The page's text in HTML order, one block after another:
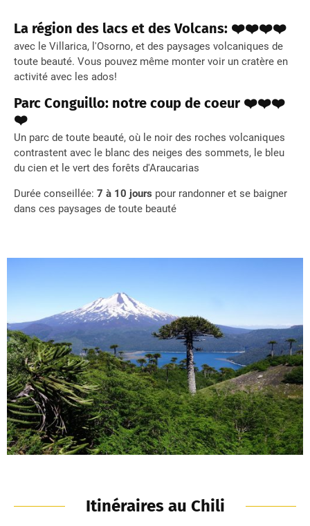
La région des lacs et des Volcans: ❤️❤️❤️❤️
avec le Villarica, l'Osorno, et des paysages volcaniques de
toute beauté. Vous pouvez même monter voir un cratère en
activité avec les ados!
Parc Conguillo: notre coup de coeur ❤️❤️❤️
❤️
Un parc de toute beauté, où le noir des roches volcaniques
contrastent avec le blanc des neiges des sommets, le bleu
du cien et le vert des forêts d'Araucarias
Durée conseillée: 7 à 10 jours pour randonner et se baigner
dans ces paysages de toute beauté
Itinéraires au Chili